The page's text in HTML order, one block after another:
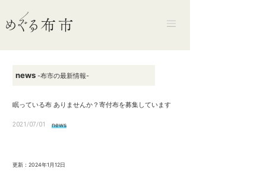
news -布市の最新情報-
眠っている布 ありませんか？寄付布を募集しています
2021/07/01 news
更新：2024年1月12日